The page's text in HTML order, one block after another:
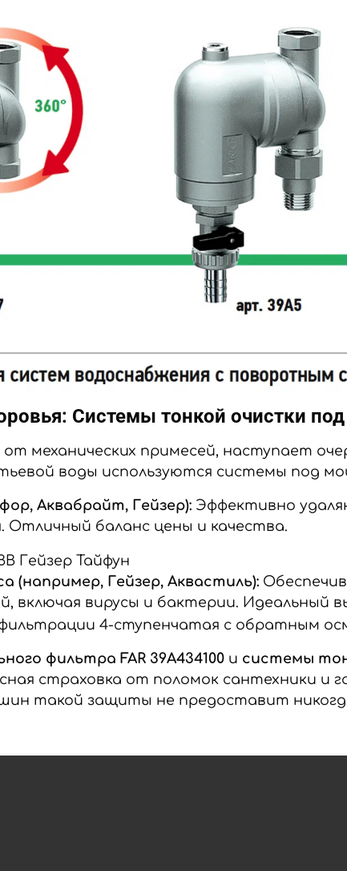
Системы тонкой очистки
механических примесей, наступает
воды используются системы под
Аквабрайт, Гейзер): Эффективно
Отличный баланс цены и качества.
Гейзер, Аквастиль):
включая вирусы и бактерии.
фильтра FAR 39A434100 и системы
страховка от поломок сантехники и
такой защиты не предоставит